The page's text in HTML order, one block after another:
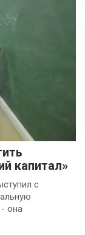
капитал»
с
- она